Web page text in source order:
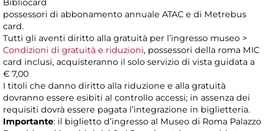
Bibliocard
possessori di abbonamento annuale ATAC e di Metrebus
card.
Tutti gli aventi diritto alla gratuità per l’ingresso museo >
Condizioni di gratuità e riduzioni, possessori della roma MIC
card inclusi, acquisteranno il solo servizio di vista guidata a
€ 7,00
I titoli che danno diritto alla riduzione e alla gratuità
dovranno essere esibiti al controllo accessi; in assenza dei
requisiti dovrà essere pagata l’integrazione in biglietteria.
Importante: il biglietto d’ingresso al Museo di Roma Palazzo